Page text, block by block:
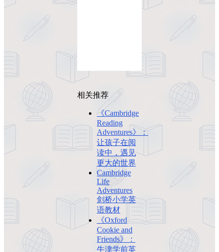
相关推荐
《Cambridge
Reading
Adventures》：
让孩子在阅
读中，遇见
更大的世界
Cambridge
Life
Adventures
剑桥小学英
语教材
《Oxford
Cookie and
Friends》：
牛津学前英